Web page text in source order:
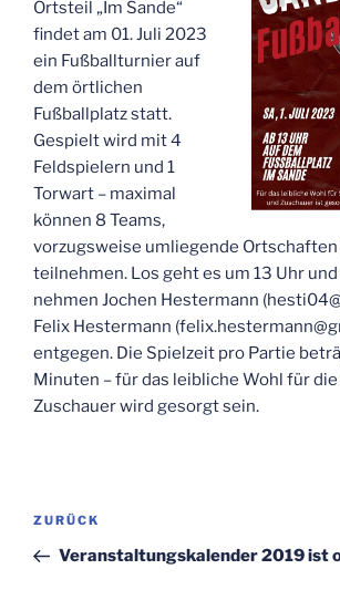
Ortsteil „Im Sande“
findet am 01. Juli 2023
ein Fußballturnier auf
dem örtlichen
Fußballplatz statt.
Gespielt wird mit 4
Feldspielern und 1
Torwart – maximal
können 8 Teams,
vorzugsweise umliegende
teilnehmen. Los geht es um 13 Uhr
nehmen Jochen Hestermann
Felix Hestermann
entgegen. Die Spielzeit pro Partie
Minuten – für das leibliche Wohl für
Zuschauer wird gesorgt sein.
Beitrags-
Vorheriger
Beitrag
ZURÜCK
Veranstaltungskalender 2019 ist